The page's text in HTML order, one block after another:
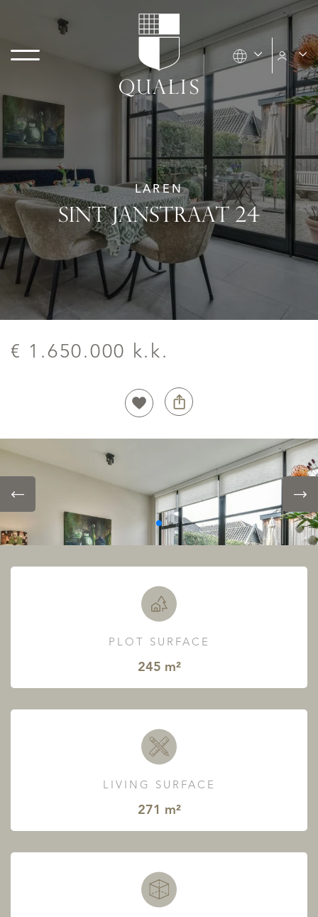
LAREN
SINT JANSTRAAT 24
€ 1.650.000 k.k.
PLOT SURFACE
245 m²
LIVING SURFACE
271 m²